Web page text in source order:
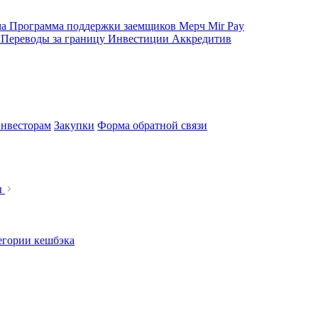
Программа поддержки заемщиков Мерч Mir Pay
Переводы за границу Инвестиции Аккредитив
Закупки Форма обратной связи
кешбэка